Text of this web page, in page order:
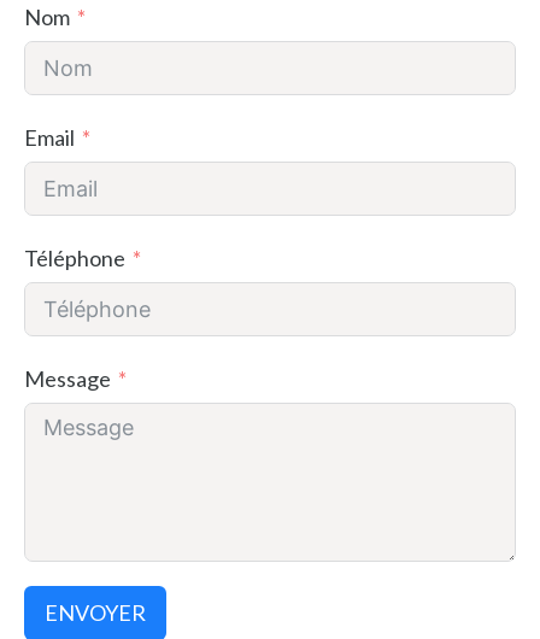
Nom
Email
Téléphone
Message
ENVOYER